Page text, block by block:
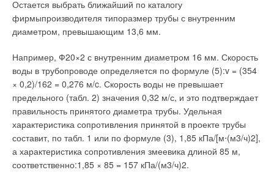
Остается выбрать ближайший по каталогу
фирмыпроизводителя типоразмер трубы с внутренним
диаметром, превышающим 13,6 мм.
Например, Ф20×2 с внутренним диаметром 16 мм. Скорость
воды в трубопроводе определяется по формуле (5):v = (354
× 0,2)/162 = 0,276 м/c. Скорость воды не превышает
предельного (табл. 2) значения 0,32 м/с, и это подтверждает
правильность принятого диаметра трубы. Удельная
характеристика сопротивления принятой в проекте трубы
составит, по табл. 1 или по формуле (3), 1,85 кПа/[м⋅(м3/ч)2],
а характеристика сопротивления змеевика длиной 85 м,
соответственно:1,85 × 85 = 157 кПа/(м3/ч)2.
Поквартирный учет тепла (или холода) позволяет решить и
ряд проблем эксплуатации здания. «Индивидуальные
приборы позволяют нам в режиме реального времени
климата, проводить ее диагностику вплоть до конечных
потребителей, — говорит Александр Петроченков,
специалист управляющей компании “Управление
комфортом” холдинга RBI, обслуживающего жилой комплекс
“Новая звезда” в Санкт-Петербурге (Песочная набережная,
д. 12). — Также возможно своевременно предотвращать
аварии и дистанционно выявлять различные неполадки
внутри квартир, что выгодно и жильцам, и управляющей
компании. Поэтому эта возможность была учтена при выборе
Текст комментария